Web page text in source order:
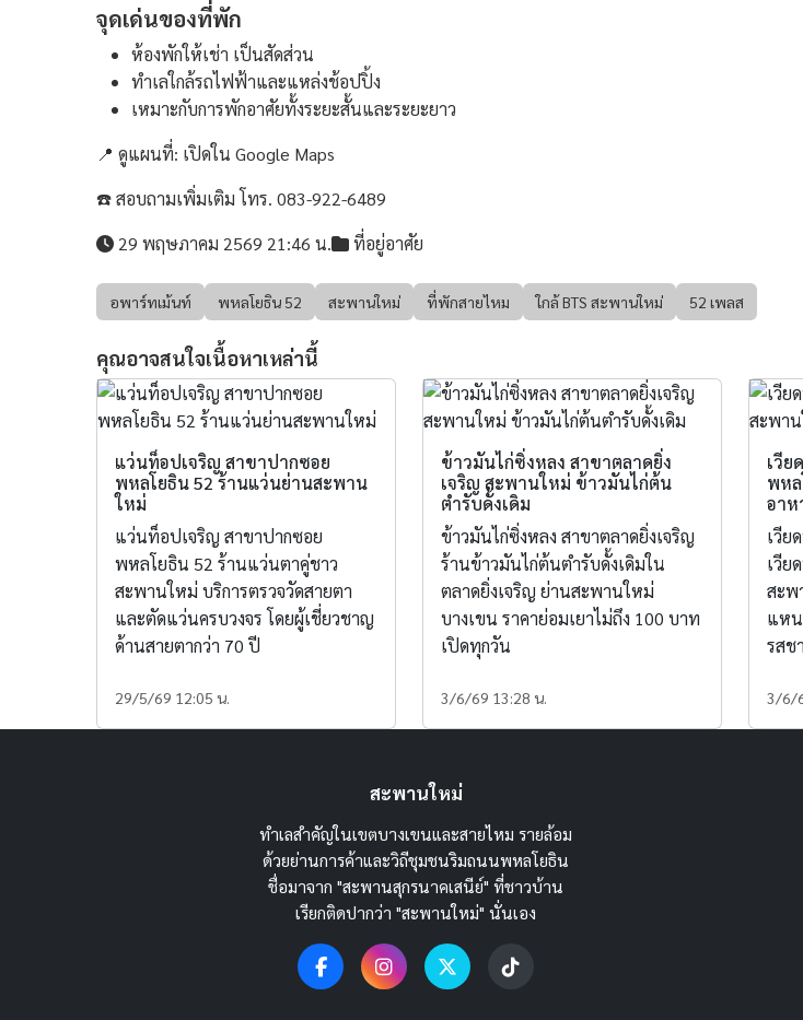
จุดเด่นของที่พัก
ห้องพักให้เช่า เป็นสัดส่วน
ทำเลใกล้รถไฟฟ้าและแหล่งช้อปปิ้ง
เหมาะกับการพักอาศัยทั้งระยะสั้นและระยะยาว
📍 ดูแผนที่: เปิดใน Google Maps
☎️ สอบถามเพิ่มเติม โทร. 083-922-6489
29 พฤษภาคม 2569 21:46 น.
ที่อยู่อาศัย
อพาร์ทเม้นท์ พหลโยธิน 52 สะพานใหม่ ที่พักสายไหม ใกล้ BTS สะพานใหม่ 52 เพลส
คุณอาจสนใจเนื้อหาเหล่านี้
แว่นท็อปเจริญ สาขาปากซอย
พหลโยธิน 52 ร้านแว่นย่านสะพาน
ใหม่
แว่นท็อปเจริญ สาขาปากซอย
พหลโยธิน 52 ร้านแว่นตาคู่ชาว
สะพานใหม่ บริการตรวจวัดสายตา
และตัดแว่นครบวงจร โดยผู้เชี่ยวชาญ
ด้านสายตากว่า 70 ปี
29/5/69 12:05 น.
ข้าวมันไก่ซิ่งหลง สาขาตลาดยิ่ง
เจริญ สะพานใหม่ ข้าวมันไก่ต้น
ตำรับดั้งเดิม
ข้าวมันไก่ซิ่งหลง สาขาตลาดยิ่งเจริญ
ร้านข้าวมันไก่ต้นตำรับดั้งเดิมใน
ตลาดยิ่งเจริญ ย่านสะพานใหม่
บางเขน ราคาย่อมเยาไม่ถึง 100 บาท
เปิดทุกวัน
3/6/69 13:28 น.
เวีย
พห
อาห
เวีย
เวีย
สะพ
แหน
รสช
3/6/
สะพานใหม่
ทำเลสำคัญในเขตบางเขนและสายไหม รายล้อม
ด้วยย่านการค้าและวิถีชุมชนริมถนนพหลโยธิน
ชื่อมาจาก "สะพานสุกรนาคเสนีย์" ที่ชาวบ้าน
เรียกติดปากว่า "สะพานใหม่" นั่นเอง